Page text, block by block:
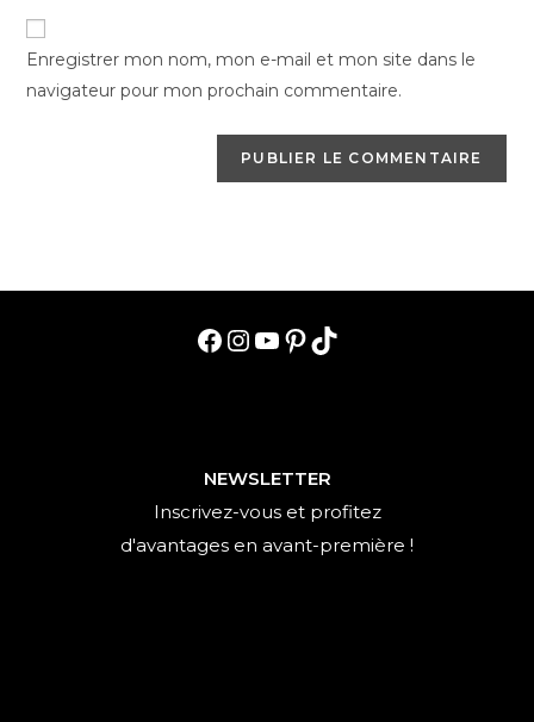
comment
de
votre
Enregistrer mon nom, mon e-mail et mon site dans le
navigateur pour mon prochain commentaire.
Facebook
Instagram
YouTube
Pinterest
TikTok
NEWSLETTER
Inscrivez-vous et profitez
d'avantages en avant-première !